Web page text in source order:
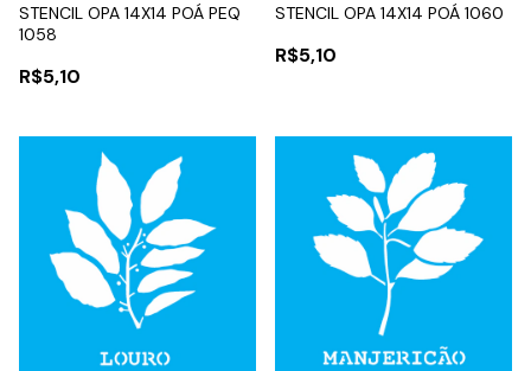
STENCIL OPA 14X14 POÁ PEQ
1058
R$5,10
STENCIL OPA 14X14 POÁ 1060
R$5,10